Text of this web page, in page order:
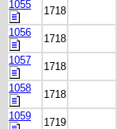
1055
1718
1056
1718
1057
1718
1058
1718
1059
1719